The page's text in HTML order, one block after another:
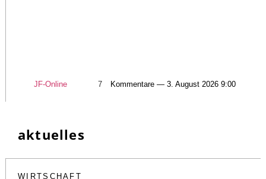
JF-Online 7 Kommentare — 3. August 2026 9:00
aktuelles
WIRTSCHAFT